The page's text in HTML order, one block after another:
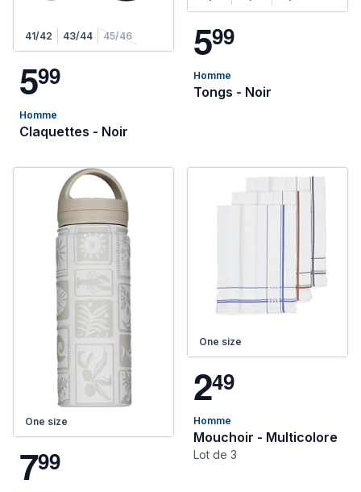
41/42 43/44 45/46
599
Homme
Claquettes - Noir
599
Homme
Tongs - Noir
One size
799
One size
249
Homme
Mouchoir - Multicolore
Lot de 3